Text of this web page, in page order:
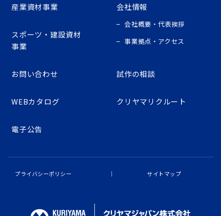
産業資材事業
スポーツ・建設資材
事業
会社情報
会社概要・代表挨拶
事業拠点・アクセス
お問い合わせ 試作の相談
WEBカタログ クリヤマリクルート
電子公告
プライバシーポリシー サイトマップ